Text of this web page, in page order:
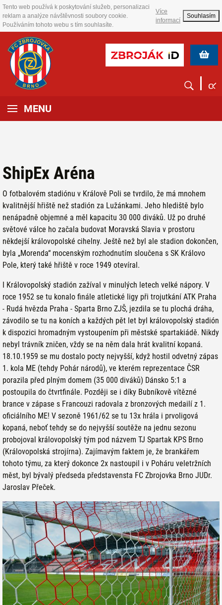
Tento web používá k poskytování služeb, personalizaci
reklam a analýze návštěvnosti soubory cookie.
Používáním tohoto webu s tím souhlasíte.
Více
informací
Souhlasím
MENU
ShipEx Aréna
O fotbalovém stadiónu v Králově Poli se tvrdilo, že má mnohem
kvalitnější hřiště než stadión za Lužánkami. Jeho hlediště bylo
nenápadně objemné a měl kapacitu 30 000 diváků. Už po druhé
světové válce ho začala budovat Moravská Slavia v prostoru
někdejší královopolské cihelny. Ještě než byl ale stadion dokončen,
byla „Morenda“ mocenským rozhodnutím sloučena s SK Královo
Pole, který také hřiště v roce 1949 otevíral.
I Královopolský stadión zažíval v minulých letech velké nápory. V
roce 1952 se tu konalo finále atletické ligy při trojutkání ATK Praha
- Rudá hvězda Praha - Sparta Brno ZJŠ, jezdila se tu plochá dráha,
závodilo se tu na koních a každých pět let byl královopolský stadión
k dispozici hromadným vystoupením při městské spartakiádě. Nikdy
nebyl trávník zničen, vždy se na něm dala hrát kvalitní kopaná.
18.10.1959 se mu dostalo pocty nejvyšší, když hostil odvetný zápas
1. kola ME (tehdy Pohár národů), ve kterém reprezentace ČSR
porazila před plným domem (35 000 diváků) Dánsko 5:1 a
postoupila do čtvrtfinále. Později se i díky Bubníkově vítězné
brance v zápase s Francouzi radovala z bronzových medailí z 1.
oficiálního ME! V sezoně 1961/62 se tu 13x hrála i prvoligová
kopaná, neboť tehdy se do nejvyšší soutěže na jednu sezonu
probojoval královopolský tým pod názvem TJ Spartak KPS Brno
(Královopolská strojírna). Zajímavým faktem je, že brankářem
tohoto týmu, za který dokonce 2x nastoupil i v Poháru veletržních
měst, byl bývalý předseda představensta FC Zbrojovka Brno JUDr.
Jaroslav Přeček.